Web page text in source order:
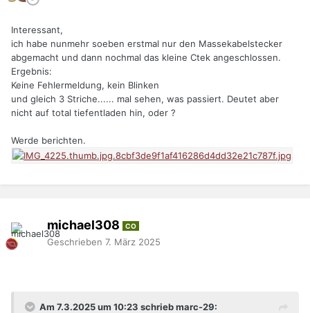
Interessant,
ich habe nunmehr soeben erstmal nur den Massekabelstecker
abgemacht und dann nochmal das kleine Ctek angeschlossen.
Ergebnis:
Keine Fehlermeldung, kein Blinken
und gleich 3 Striche...... mal sehen, was passiert. Deutet aber
nicht auf total tiefentladen hin, oder ?
Werde berichten.
michael308 CO
Geschrieben 7. März 2025
Am 7.3.2025 um 10:23 schrieb marc-29: